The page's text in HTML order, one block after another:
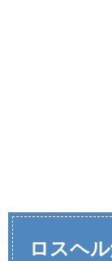
ロスヘ